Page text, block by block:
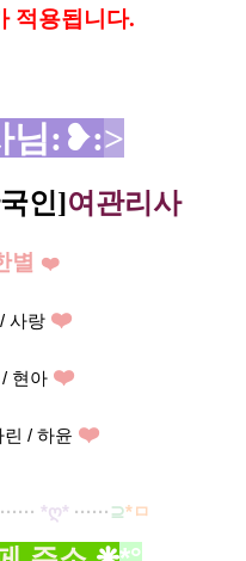
적용됩니다.
님:❥:>
인]여관리사
별 ❤️
사랑 ❤️
현아 ❤️
린 / 하윤 ❤️
······ *ღ* ······ ⊇*ㅁ